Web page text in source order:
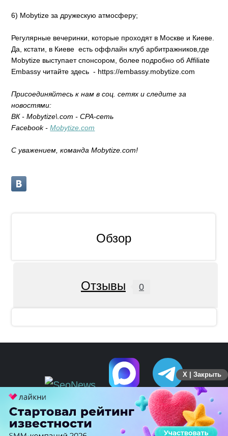
6) Mobytize за дружескую атмосферу;
Регулярные вечеринки, которые проходят в Москве и Киеве.
Да, кстати, в Киеве есть оффлайн клуб арбитражников,где
Mobytize выступает спонсором, более подробно об Affiliate
Embassy читайте здесь - https://embassy.mobytize.com
Присоединяйтесь к нам в соц. сетях и следите за
новостями:
ВК - Мobytize\.com - CPA-сеть
Facebook -Mobytize.com
С уважением, команда Mobytize.com!
Обзор
Отзывы 0
X | Закрыть
ПЕРЕЙТИ НА ПОЛНУЮ ВЕРСИЮ
© SEOnews.ru Все права защищены. 2026